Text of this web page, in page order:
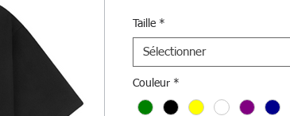
Taille *
Sélectionner
Couleur *